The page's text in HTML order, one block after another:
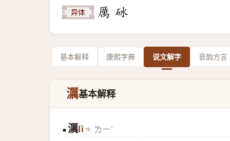
异体
基本解释 康熙字典 说文解字 音韵方言
濿基本解释
● 濿 lì ㄌㄧˋ